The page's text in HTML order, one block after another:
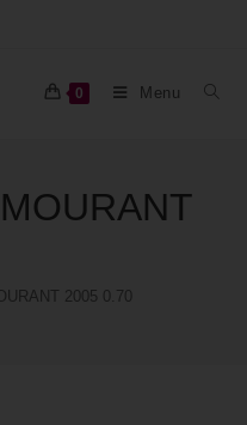
0 Menu
2005 0.70